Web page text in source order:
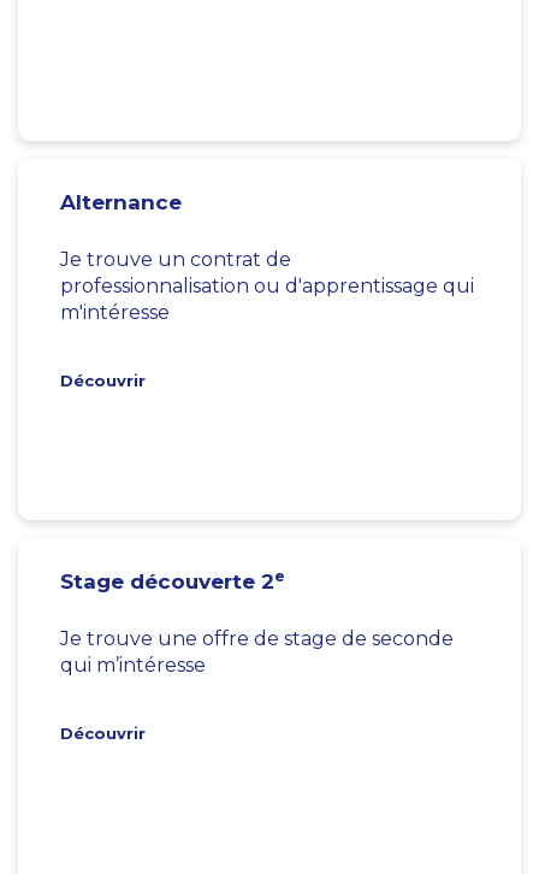
Alternance
Je trouve un contrat de
professionnalisation ou d'apprentissage qui
m'intéresse
Découvrir
Stage découverte 2e
Je trouve une offre de stage de seconde
qui m’intéresse
Découvrir